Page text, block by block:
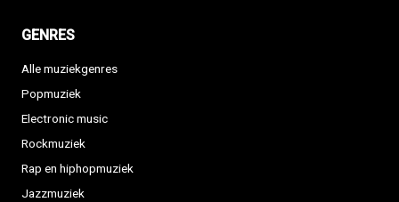
GENRES
Alle muziekgenres
Popmuziek
Electronic music
Rockmuziek
Rap en hiphopmuziek
Jazzmuziek